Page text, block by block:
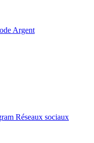
Argent
Réseaux sociaux